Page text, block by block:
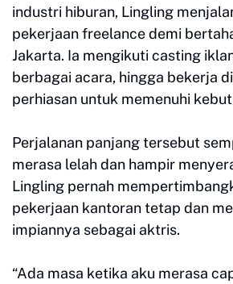
industri hiburan, Lingling
pekerjaan freelance demi
Jakarta. Ia mengikuti casting
berbagai acara, hingga bekerja
perhiasan untuk memenuhi
Perjalanan panjang tersebut
merasa lelah dan hampir
Lingling pernah
pekerjaan kantoran tetap dan
impiannya sebagai aktris.
“Ada masa ketika aku merasa